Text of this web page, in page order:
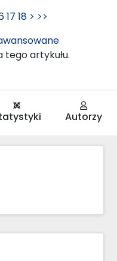
17 18 > >>
tego artykułu.
Autorzy